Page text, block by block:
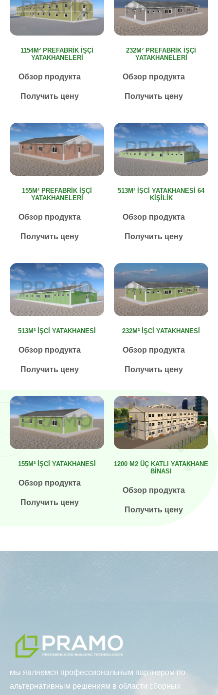
1154M² PREFABRIK İŞÇI
YATAKHANELERI
Обзор продукта
Получить цену
232M² PREFABRIK İŞÇI
YATAKHANELERI
Обзор продукта
Получить цену
155M² PREFABRIK İŞÇI
YATAKHANELERI
Обзор продукта
Получить цену
513M² İŞCI YATAKHANESI 64
KIŞILIK
Обзор продукта
Получить цену
513M² İŞCI YATAKHANESI
Обзор продукта
Получить цену
232M² İŞCI YATAKHANESI
Обзор продукта
Получить цену
155M² İŞCI YATAKHANESI
Обзор продукта
Получить цену
1200 M2 ÜÇ KATLI YATAKHANE
BİNASI
Обзор продукта
Получить цену
мы являемся профессиональным партнером по
альтернативным решениям в области сборных